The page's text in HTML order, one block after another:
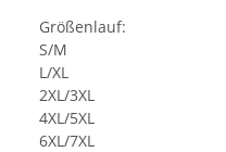
Größenlauf:
S/M
L/XL
2XL/3XL
4XL/5XL
6XL/7XL